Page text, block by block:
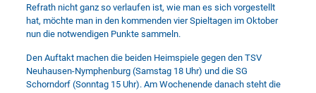
Refrath nicht ganz so verlaufen ist, wie man es sich vorgestellt
hat, möchte man in den kommenden vier Spieltagen im Oktober
nun die notwendigen Punkte sammeln.
Den Auftakt machen die beiden Heimspiele gegen den TSV
Neuhausen-Nymphenburg (Samstag 18 Uhr) und die SG
Schorndorf (Sonntag 15 Uhr). Am Wochenende danach steht die